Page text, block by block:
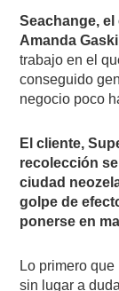
Seachange,
Amanda
trabajo en el
conseguido
negocio poco
El cliente,
recolección
ciudad
golpe de
ponerse en
Lo primero
sin lugar a